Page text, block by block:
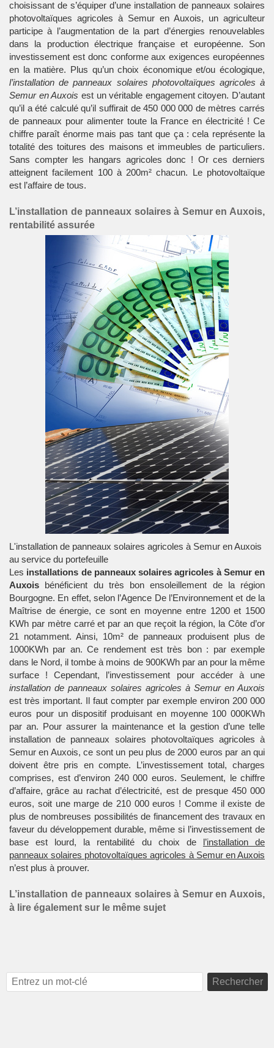
choisissant de s’équiper d’une installation de panneaux solaires
photovoltaïques agricoles à Semur en Auxois, un agriculteur
participe à l’augmentation de la part d’énergies renouvelables
dans la production électrique française et européenne. Son
investissement est donc conforme aux exigences européennes
en la matière. Plus qu’un choix économique et/ou écologique,
l’installation de panneaux solaires photovoltaïques agricoles à
Semur en Auxois est un véritable engagement citoyen. D’autant
qu’il a été calculé qu’il suffirait de 450 000 000 de mètres carrés
de panneaux pour alimenter toute la France en électricité ! Ce
chiffre paraît énorme mais pas tant que ça : cela représente la
totalité des toitures des maisons et immeubles de particuliers.
Sans compter les hangars agricoles donc ! Or ces derniers
atteignent facilement 100 à 200m² chacun. Le photovoltaïque
est l’affaire de tous.
L’installation de panneaux solaires à Semur en Auxois,
rentabilité assurée
L'installation de panneaux solaires agricoles à Semur en Auxois
au service du portefeuille
Les installations de panneaux solaires agricoles à Semur en
Auxois bénéficient du très bon ensoleillement de la région
Bourgogne. En effet, selon l’Agence De l’Environnement et de la
Maîtrise de énergie, ce sont en moyenne entre 1200 et 1500
KWh par mètre carré et par an que reçoit la région, la Côte d’or
21 notamment. Ainsi, 10m² de panneaux produisent plus de
1000KWh par an. Ce rendement est très bon : par exemple
dans le Nord, il tombe à moins de 900KWh par an pour la même
surface ! Cependant, l’investissement pour accéder à une
installation de panneaux solaires agricoles à Semur en Auxois
est très important. Il faut compter par exemple environ 200 000
euros pour un dispositif produisant en moyenne 100 000KWh
par an. Pour assurer la maintenance et la gestion d’une telle
installation de panneaux solaires photovoltaïques agricoles à
Semur en Auxois, ce sont un peu plus de 2000 euros par an qui
doivent être pris en compte. L’investissement total, charges
comprises, est d’environ 240 000 euros. Seulement, le chiffre
d’affaire, grâce au rachat d’électricité, est de presque 450 000
euros, soit une marge de 210 000 euros ! Comme il existe de
plus de nombreuses possibilités de financement des travaux en
faveur du développement durable, même si l’investissement de
base est lourd, la rentabilité du choix de l’installation de
panneaux solaires photovoltaïques agricoles à Semur en Auxois
n’est plus à prouver.
L’installation de panneaux solaires à Semur en Auxois,
à lire également sur le même sujet
Rechercher